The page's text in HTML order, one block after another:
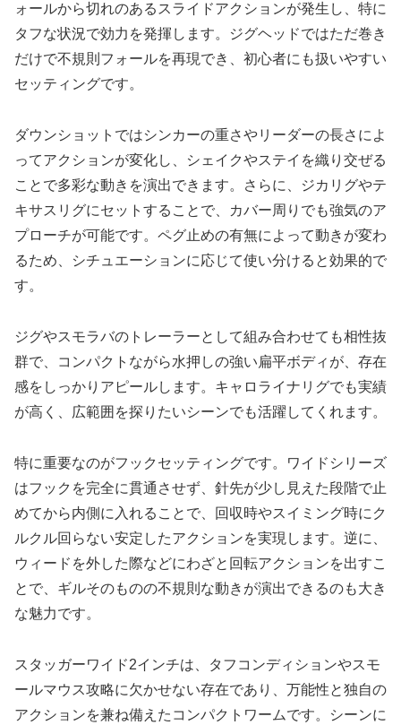
ォールから切れのあるスライドアクションが発生し、特に
タフな状況で効力を発揮します。ジグヘッドではただ巻き
だけで不規則フォールを再現でき、初心者にも扱いやすい
セッティングです。
ダウンショットではシンカーの重さやリーダーの長さによ
ってアクションが変化し、シェイクやステイを織り交ぜる
ことで多彩な動きを演出できます。さらに、ジカリグやテ
キサスリグにセットすることで、カバー周りでも強気のア
プローチが可能です。ペグ止めの有無によって動きが変わ
るため、シチュエーションに応じて使い分けると効果的で
す。
ジグやスモラバのトレーラーとして組み合わせても相性抜
群で、コンパクトながら水押しの強い扁平ボディが、存在
感をしっかりアピールします。キャロライナリグでも実績
が高く、広範囲を探りたいシーンでも活躍してくれます。
特に重要なのがフックセッティングです。ワイドシリーズ
はフックを完全に貫通させず、針先が少し見えた段階で止
めてから内側に入れることで、回収時やスイミング時にク
ルクル回らない安定したアクションを実現します。逆に、
ウィードを外した際などにわざと回転アクションを出すこ
とで、ギルそのものの不規則な動きが演出できるのも大き
な魅力です。
スタッガーワイド2インチは、タフコンディションやスモ
ールマウス攻略に欠かせない存在であり、万能性と独自の
アクションを兼ね備えたコンパクトワームです。シーンに